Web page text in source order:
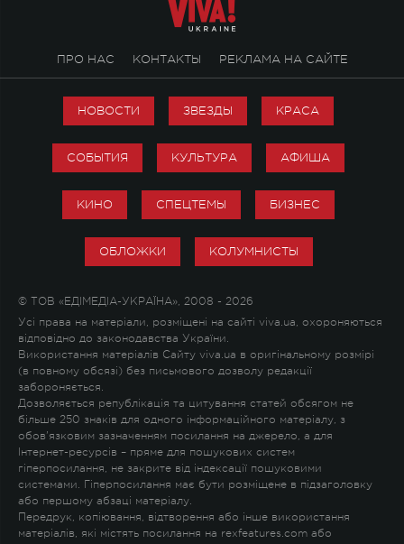
ПРО НАС КОНТАКТЫ РЕКЛАМА НА САЙТЕ
НОВОСТИ ЗВЕЗДЫ КРАСА
СОБЫТИЯ КУЛЬТУРА АФИША
КИНО СПЕЦТЕМЫ БИЗНЕС
ОБЛОЖКИ КОЛУМНИСТЫ
© ТОВ «ЕДІМЕДІА-УКРАЇНА», 2008 - 2026
Усі права на матеріали, розміщені на сайті viva.ua, охороняються
відповідно до законодавства України.
Використання матеріалів Сайту viva.ua в оригінальному розмірі
(в повному обсязі) без письмового дозволу редакції
забороняється.
Дозволяється републікація та цитування статей обсягом не
більше 250 знаків для одного інформаційного матеріалу, з
обов'язковим зазначенням посилання на джерело, а для
Інтернет-ресурсів – пряме для пошукових систем
гіперпосилання, не закрите від індексації пошуковими
системами. Гіперпосилання має бути розміщене в підзаголовку
або першому абзаці матеріалу.
Передрук, копіювання, відтворення або інше використання
матеріалів, які містять посилання на rexfeatures.com або